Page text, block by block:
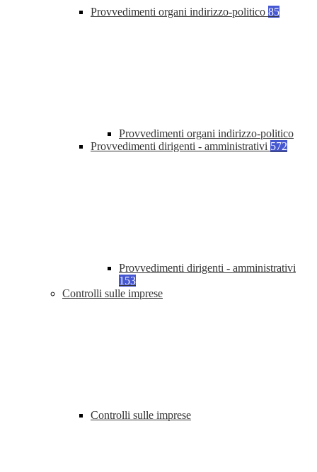
Provvedimenti organi indirizzo-politico 85
Provvedimenti organi indirizzo-politico
Provvedimenti dirigenti - amministrativi 572
Provvedimenti dirigenti - amministrativi
153
Controlli sulle imprese
Controlli sulle imprese